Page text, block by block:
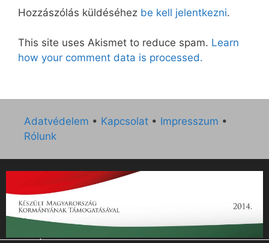
Hozzászólás küldéséhez be kell jelentkezni.
This site uses Akismet to reduce spam. Learn
how your comment data is processed.
Adatvédelem • Kapcsolat • Impresszum •
Rólunk